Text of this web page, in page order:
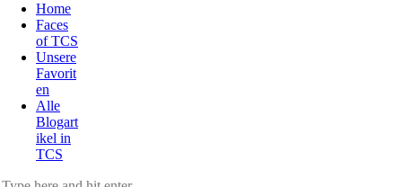
Home
Faces
of TCS
Unsere
Favorit
en
Alle
Blogart
ikel in
TCS